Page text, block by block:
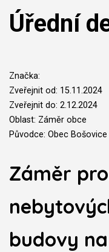
Úřední
Značka:
Zveřejnit od: 15.11.2024
Zveřejnit do: 2.12.2024
Oblast: Záměr obce
Původce: Obec Bošovice
Záměr
budovy